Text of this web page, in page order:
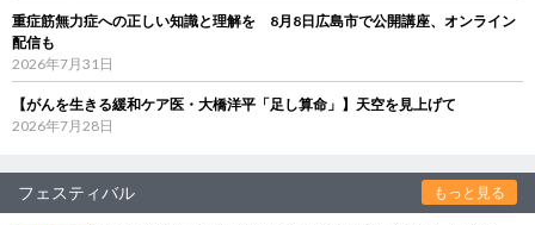
重症筋無力症への正しい知識と理解を 8月8日広島市で公開講座、オンライン
配信も
2026年7月31日
【がんを生きる緩和ケア医・大橋洋平「足し算命」】天空を見上げて
2026年7月28日
フェスティバル もっと見る